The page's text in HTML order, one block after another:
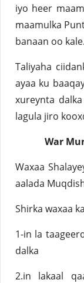
iyo heer
maamulka
banaan oo kale.
Taliyaha
ayaa ku
xureynta
lagula jiro
War
Waxaa
aalada
Shirka waxaa
1-in la
dalka
2.in lakaal